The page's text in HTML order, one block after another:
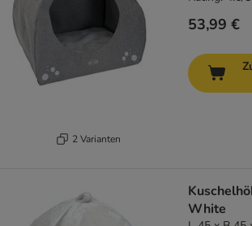
2 Varianten
53,99 €
White